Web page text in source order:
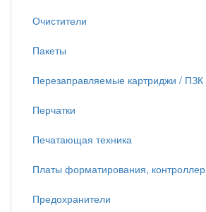
Очистители
Пакеты
Перезаправляемые картриджи / ПЗК
Перчатки
Печатающая техника
Платы форматирования, контроллер
Предохранители